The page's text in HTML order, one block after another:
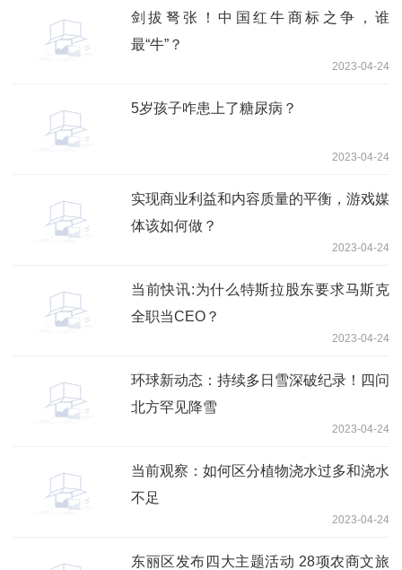
剑拔弩张！中国红牛商标之争，谁
最“牛”？
2023-04-24
5岁孩子咋患上了糖尿病？
2023-04-24
实现商业利益和内容质量的平衡，游戏媒
体该如何做？
2023-04-24
当前快讯:为什么特斯拉股东要求马斯克
全职当CEO？
2023-04-24
环球新动态：持续多日雪深破纪录！四问
北方罕见降雪
2023-04-24
当前观察：如何区分植物浇水过多和浇水
不足
2023-04-24
东丽区发布四大主题活动 28项农商文旅